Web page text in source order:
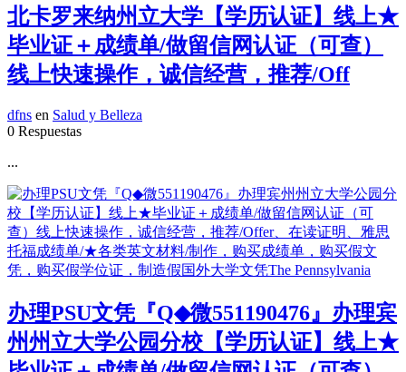
北卡罗来纳州立大学【学历认证】线上★
毕业证＋成绩单/做留信网认证（可查）
线上快速操作，诚信经营，推荐/Off
dfns en Salud y Belleza
0 Respuestas
...
办理PSU文凭『Q◆微551190476』办理宾
州州立大学公园分校【学历认证】线上★